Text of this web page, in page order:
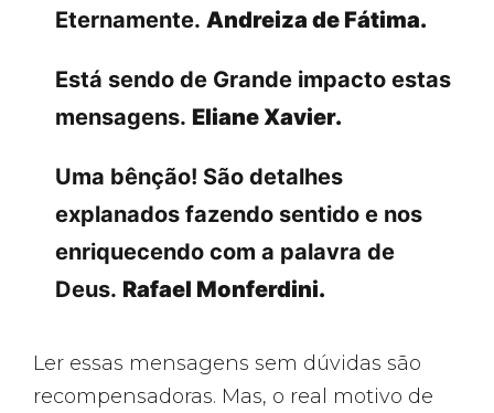
Eternamente. Andreiza de Fátima.
Está sendo de Grande impacto estas
mensagens. Eliane Xavier.
Uma bênção! São detalhes
explanados fazendo sentido e nos
enriquecendo com a palavra de
Deus. Rafael Monferdini.
Ler essas mensagens sem dúvidas são
recompensadoras. Mas, o real motivo de